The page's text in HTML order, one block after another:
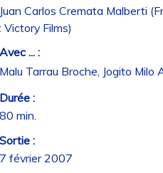
Carlos Cremata Malberti
Victory Films)
... :
Tarrau Broche, Jogito Milo
:
min.
:
février 2007